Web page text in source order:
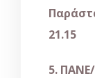
21.15
5.